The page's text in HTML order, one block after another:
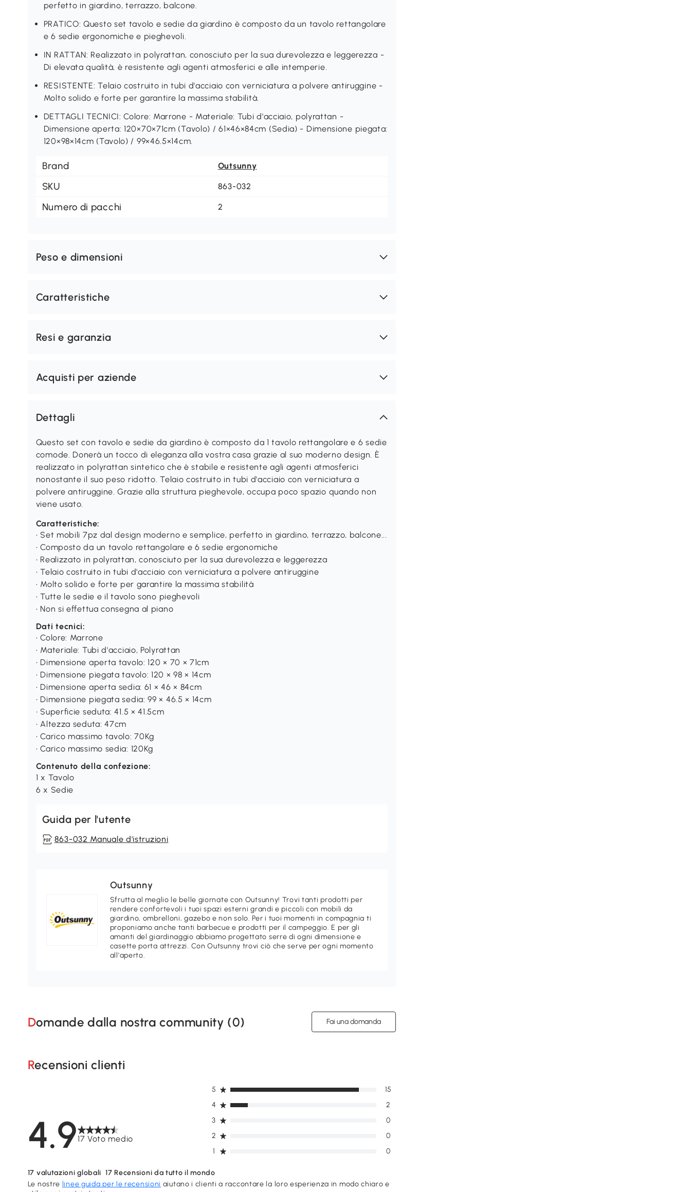
perfetto in giardino, terrazzo, balcone.
PRATICO: Questo set tavolo e sedie da giardino è composto da un tavolo rettangolare
e 6 sedie ergonomiche e pieghevoli.
IN RATTAN: Realizzato in polyrattan, conosciuto per la sua durevolezza e leggerezza -
Di elevata qualità, è resistente agli agenti atmosferici e alle intemperie.
RESISTENTE: Telaio costruito in tubi d'acciaio con verniciatura a polvere antiruggine -
Molto solido e forte per garantire la massima stabilità.
DETTAGLI TECNICI: Colore: Marrone - Materiale: Tubi d'acciaio, polyrattan -
Dimensione aperta: 120×70×71cm (Tavolo) / 61×46×84cm (Sedia) - Dimensione piegata:
120×98×14cm (Tavolo) / 99×46.5×14cm.
Brand Outsunny
SKU 863-032
Numero di pacchi 2
Peso e dimensioni
Caratteristiche
Resi e garanzia
Acquisti per aziende
Dettagli
Questo set con tavolo e sedie da giardino è composto da 1 tavolo rettangolare e 6 sedie
comode. Donerà un tocco di eleganza alla vostra casa grazie al suo moderno design. È
realizzato in polyrattan sintetico che è stabile e resistente agli agenti atmosferici
nonostante il suo peso ridotto. Telaio costruito in tubi d'acciaio con verniciatura a
polvere antiruggine. Grazie alla struttura pieghevole, occupa poco spazio quando non
viene usato.
Caratteristiche:
• Set mobili 7pz dal design moderno e semplice, perfetto in giardino, terrazzo, balcone...
• Composto da un tavolo rettangolare e 6 sedie ergonomiche
• Realizzato in polyrattan, conosciuto per la sua durevolezza e leggerezza
• Telaio costruito in tubi d'acciaio con verniciatura a polvere antiruggine
• Molto solido e forte per garantire la massima stabilità
• Tutte le sedie e il tavolo sono pieghevoli
• Non si effettua consegna al piano
Dati tecnici:
• Colore: Marrone
• Materiale: Tubi d'acciaio, Polyrattan
• Dimensione aperta tavolo: 120 × 70 × 71cm
• Dimensione piegata tavolo: 120 × 98 × 14cm
• Dimensione aperta sedia: 61 × 46 × 84cm
• Dimensione piegata sedia: 99 × 46.5 × 14cm
• Superficie seduta: 41.5 × 41.5cm
• Altezza seduta: 47cm
• Carico massimo tavolo: 70Kg
• Carico massimo sedia: 120Kg
Contenuto della confezione:
1 x Tavolo
6 x Sedie
Guida per l'utente
863-032 Manuale d'istruzioni
Outsunny
Sfrutta al meglio le belle giornate con Outsunny! Trovi tanti prodotti per
rendere confortevoli i tuoi spazi esterni grandi e piccoli con mobili da
giardino, ombrelloni, gazebo e non solo. Per i tuoi momenti in compagnia ti
proponiamo anche tanti barbecue e prodotti per il campeggio. E per gli
amanti del giardinaggio abbiamo progettato serre di ogni dimensione e
casette porta attrezzi. Con Outsunny trovi ciò che serve per ogni momento
all'aperto.
Domande dalla nostra community (0) Fai una domanda
Recensioni clienti
4.917 Voto medio
1 0
2 0
3 0
4 2
5 15
17 valutazioni globali 17 Recensioni da tutto il mondo
Le nostre linee guida per le recensioni aiutano i clienti a raccontare la loro esperienza in modo chiaro e